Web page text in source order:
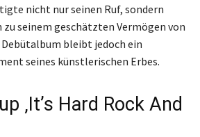
nicht nur seinen Ruf, sondern
seinem geschätzten Vermögen von
bleibt jedoch ein
seines künstlerischen Erbes.
‚It’s Hard Rock And